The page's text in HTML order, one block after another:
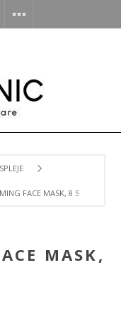
FACE MASK, 8 STK.
MASK,